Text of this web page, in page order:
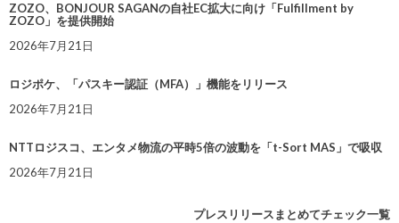
ZOZO、BONJOUR SAGANの自社EC拡大に向け「Fulfillment by
ZOZO」を提供開始
2026年7月21日
ロジポケ、「パスキー認証（MFA）」機能をリリース
2026年7月21日
NTTロジスコ、エンタメ物流の平時5倍の波動を「t-Sort MAS」で吸収
2026年7月21日
プレスリリースまとめてチェック一覧